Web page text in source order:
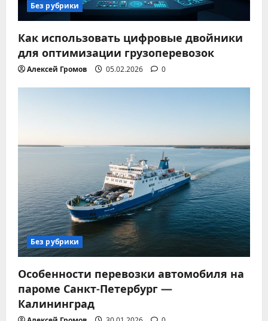
Без рубрики
Как использовать цифровые двойники
для оптимизации грузоперевозок
Алексей Громов 05.02.2026 0
Без рубрики
Особенности перевозки автомобиля на
пароме Санкт-Петербург —
Калининград